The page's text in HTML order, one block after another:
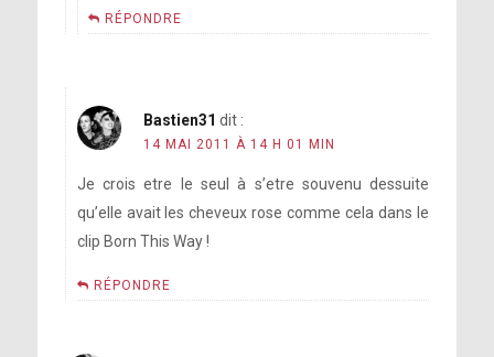
RÉPONDRE
Bastien31 dit :
14 MAI 2011 À 14 H 01 MIN
Je crois etre le seul à s’etre souvenu dessuite
qu’elle avait les cheveux rose comme cela dans le
clip Born This Way !
RÉPONDRE